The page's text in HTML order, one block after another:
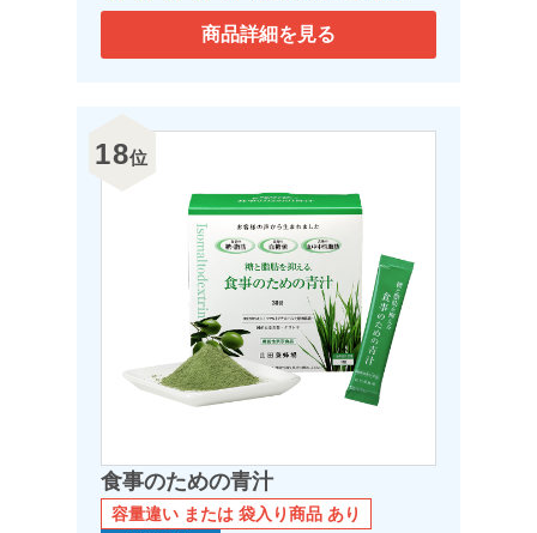
商品詳細を見る
18位
食事のための青汁
容量違い または 袋入り商品 あり